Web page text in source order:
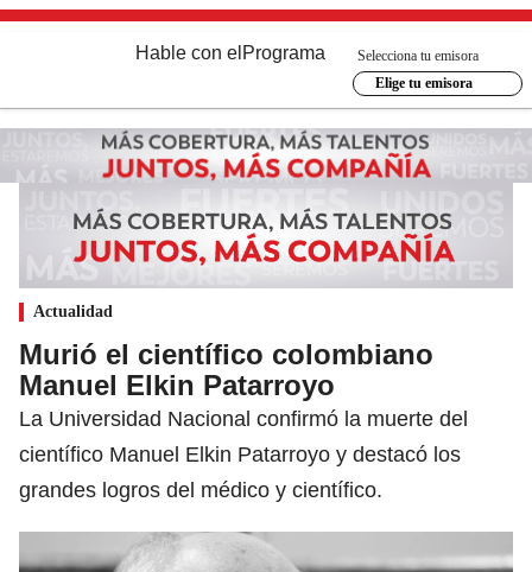
Hable con el Programa
Selecciona tu emisora
Elige tu emisora
Actualidad
Murió el científico colombiano
Manuel Elkin Patarroyo
La Universidad Nacional confirmó la muerte del
científico Manuel Elkin Patarroyo y destacó los
grandes logros del médico y científico.